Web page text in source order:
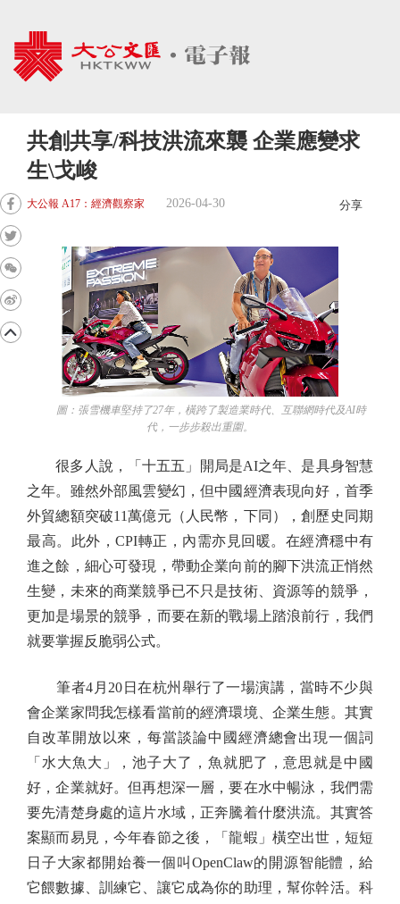
共創共享/科技洪流來襲 企業應變求
生\戈峻
大公報 A17：經濟觀察家 2026-04-30 分享
圖：張雪機車堅持了27年，橫跨了製造業時代、互聯網時代及AI時
代，一步步殺出重圍。
很多人說，「十五五」開局是AI之年、是具身智慧
之年。雖然外部風雲變幻，但中國經濟表現向好，首季
外貿總額突破11萬億元（人民幣，下同），創歷史同期
最高。此外，CPI轉正，內需亦見回暖。在經濟穩中有
進之餘，細心可發現，帶動企業向前的腳下洪流正悄然
生變，未來的商業競爭已不只是技術、資源等的競爭，
更加是場景的競爭，而要在新的戰場上踏浪前行，我們
就要掌握反脆弱公式。
筆者4月20日在杭州舉行了一場演講，當時不少與
會企業家問我怎樣看當前的經濟環境、企業生態。其實
自改革開放以來，每當談論中國經濟總會出現一個詞
「水大魚大」，池子大了，魚就肥了，意思就是中國
好，企業就好。但再想深一層，要在水中暢泳，我們需
要先清楚身處的這片水域，正奔騰着什麼洪流。其實答
案顯而易見，今年春節之後，「龍蝦」橫空出世，短短
日子大家都開始養一個叫OpenClaw的開源智能體，給
它餵數據、訓練它、讓它成為你的助理，幫你幹活。科